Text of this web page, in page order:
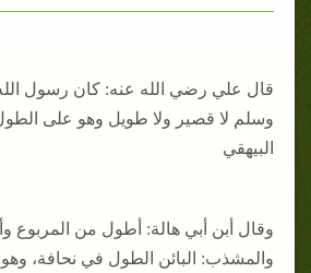
قال علي رضي الله عنه: كان رسول
وسلم لا قصير ولا طويل وهو على
البيهقي
وقال أبن أبي هالة: أطول من
والمشذب: البائن الطول في نحافة،